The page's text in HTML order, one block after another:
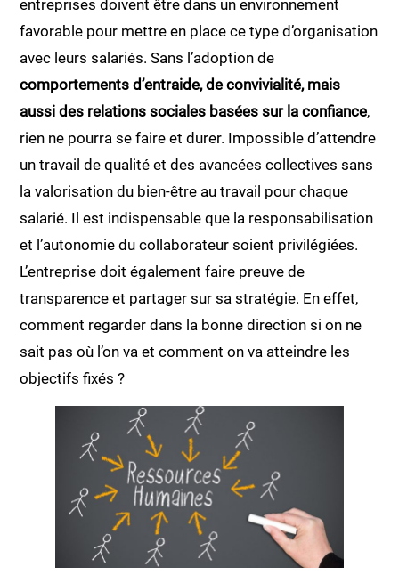
entreprises doivent être dans un environnement
favorable pour mettre en place ce type d’organisation
avec leurs salariés. Sans l’adoption de
comportements d’entraide, de convivialité, mais
aussi des relations sociales basées sur la confiance,
rien ne pourra se faire et durer. Impossible d’attendre
un travail de qualité et des avancées collectives sans
la valorisation du bien-être au travail pour chaque
salarié. Il est indispensable que la responsabilisation
et l’autonomie du collaborateur soient privilégiées.
L’entreprise doit également faire preuve de
transparence et partager sur sa stratégie. En effet,
comment regarder dans la bonne direction si on ne
sait pas où l’on va et comment on va atteindre les
objectifs fixés ?